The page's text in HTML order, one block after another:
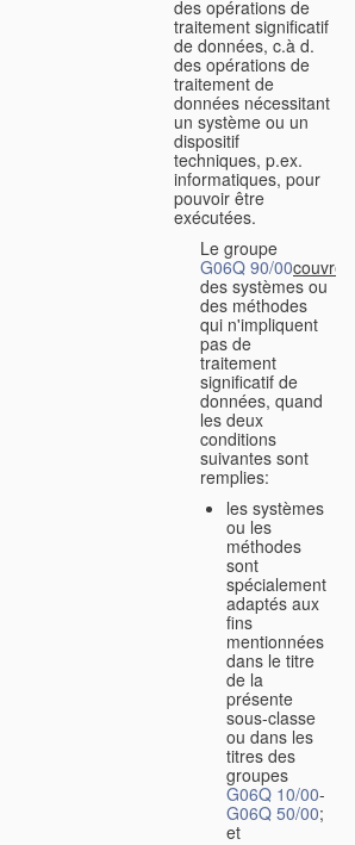
des opérations de
traitement significatif
de données, c.à d.
des opérations de
traitement de
données nécessitant
un système ou un
dispositif
techniques, p.ex.
informatiques, pour
pouvoir être
exécutées.
Le groupe
G06Q 90/00couvre
des systèmes ou
des méthodes
qui n'impliquent
pas de
traitement
significatif de
données, quand
les deux
conditions
suivantes sont
remplies:
les systèmes
ou les
méthodes
sont
spécialement
adaptés aux
fins
mentionnées
dans le titre
de la
présente
sous-classe
ou dans les
titres des
groupes
G06Q 10/00-
G06Q 50/00;
et